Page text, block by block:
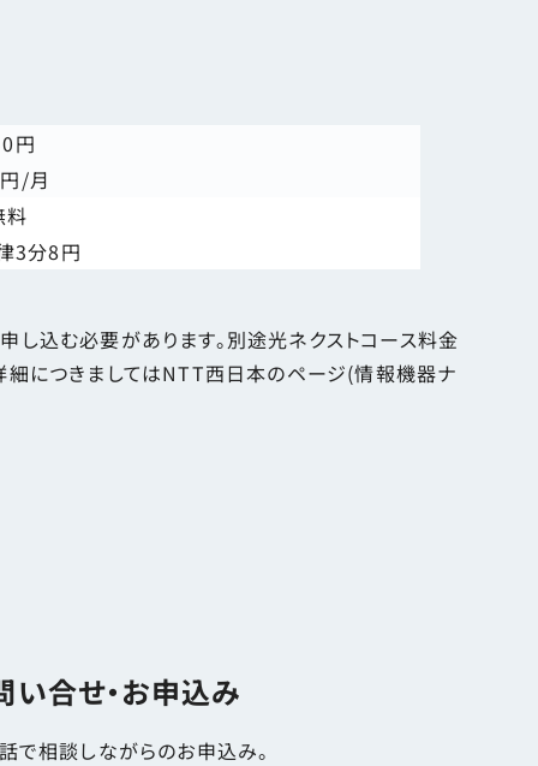
円
/月
料
3分8円
込む必要があります。別途光ネクストコース料金
細につきましてはNTT西日本のページ(情報機器ナ
い合せ・お申込み
で相談しながらのお申込み。